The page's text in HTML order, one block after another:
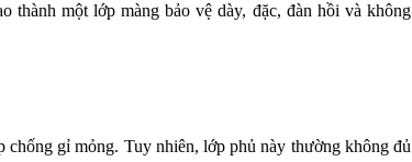
thành một lớp màng bảo vệ dày, đặc, đàn hồi và không
gỉ mỏng. Tuy nhiên, lớp phủ này thường không đủ